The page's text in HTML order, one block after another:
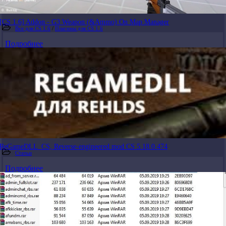
[CS 1.6] Addon - G3 Weapon (&Ammo) On Map Manager
Все для CS 1.6 / Плагины для CS 1.6
Подробнее
ReGameDLL_CS, Reverse-engineered mod CS 5.18.0.474
Статьи
Подробнее